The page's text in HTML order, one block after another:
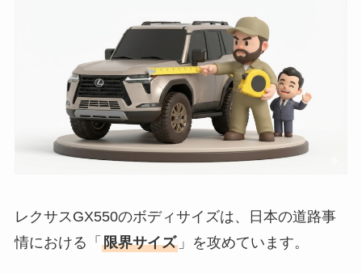
レクサスGX550のボディサイズは、日本の道路事
情における「 限界サイズ」を攻めています。